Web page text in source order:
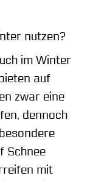
nutzen?
im Winter
auf
zwar eine
dennoch
Schnee
mit